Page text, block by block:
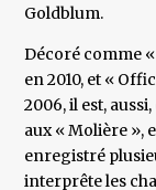
Goldblum.
Décoré comme
en 2010, et «
2006, il est,
aux « Molière »,
enregistré
interprête les